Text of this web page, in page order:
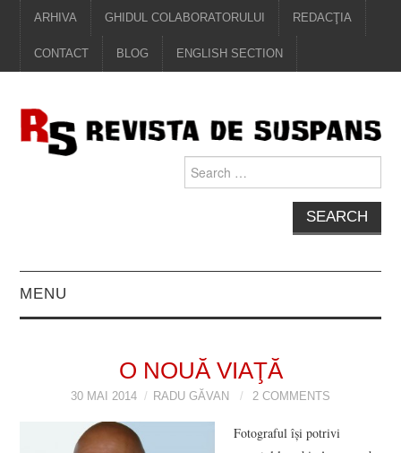
ARHIVA GHIDUL COLABORATORULUI REDACŢIA
CONTACT BLOG ENGLISH SECTION
for:
MENU
VIZIUNI ȘI SPECTRE
O NOUĂ VIAŢĂ
30 MAI 2014 RADU GĂVAN 2 COMMENTS
Fotograful îşi potrivi